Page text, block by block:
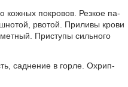
по­кро­вов. Рез­кое па­
рво­той. При­ли­вы кро­ви
При­сту­пы силь­но­го
сад­не­ние в гор­ле. Охрип­